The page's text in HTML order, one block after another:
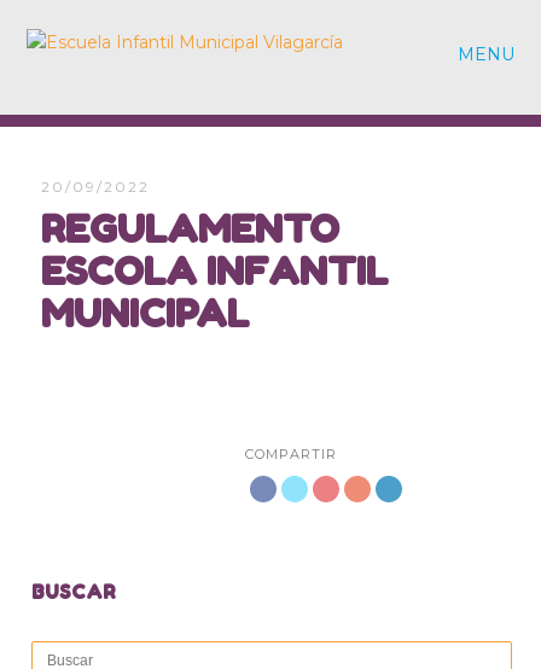
MENU
20/09/2022
REGULAMENTO
ESCOLA INFANTIL
MUNICIPAL
COMPARTIR
BUSCAR